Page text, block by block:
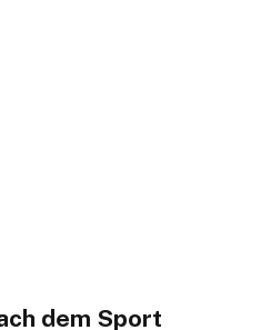
dem Sport